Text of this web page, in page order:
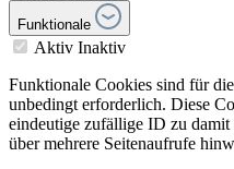
Funktionale
Aktiv Inaktiv
Funktionale Cookies sind für
unbedingt erforderlich. Diese
eindeutige zufällige ID zu
über mehrere Seitenaufrufe